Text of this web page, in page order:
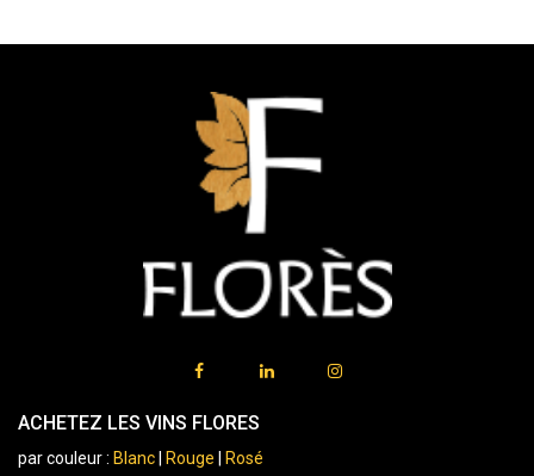
ACHETEZ LES VINS FLORES
par couleur : Blanc Rouge Rosé